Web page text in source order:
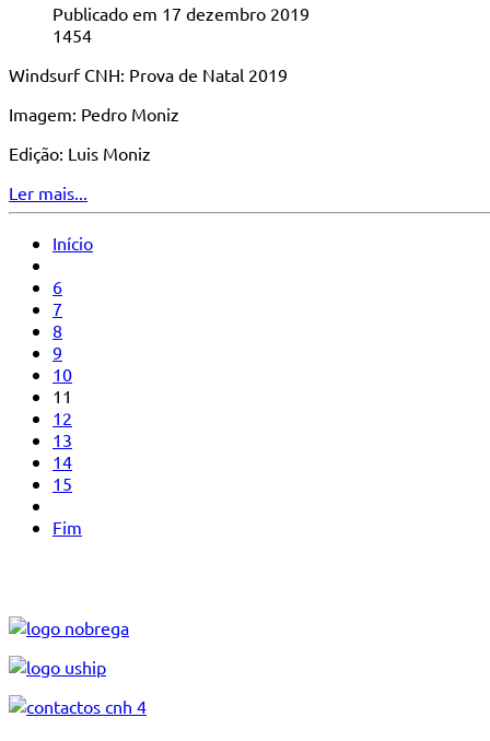
Publicado em 17 dezembro 2019
1454
Windsurf CNH: Prova de Natal 2019
Imagem: Pedro Moniz
Edição: Luis Moniz
Ler mais...
Início
6
7
8
9
10
11
12
13
14
15
Fim